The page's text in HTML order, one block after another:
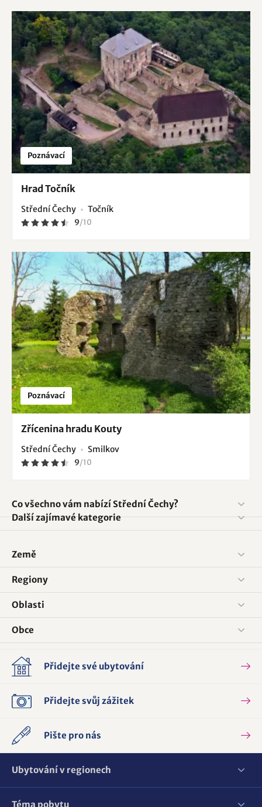
Poznávací
Hrad Točník
Střední Čechy Točník
9/10
Poznávací
Zřícenina hradu Kouty
Střední Čechy Smilkov
9/10
Co všechno vám nabízí Střední Čechy?
Další zajímavé kategorie
Země
Regiony
Oblasti
Obce
Přidejte své ubytování
Přidejte svůj zážitek
Pište pro nás
Ubytování v regionech
Téma pobytu